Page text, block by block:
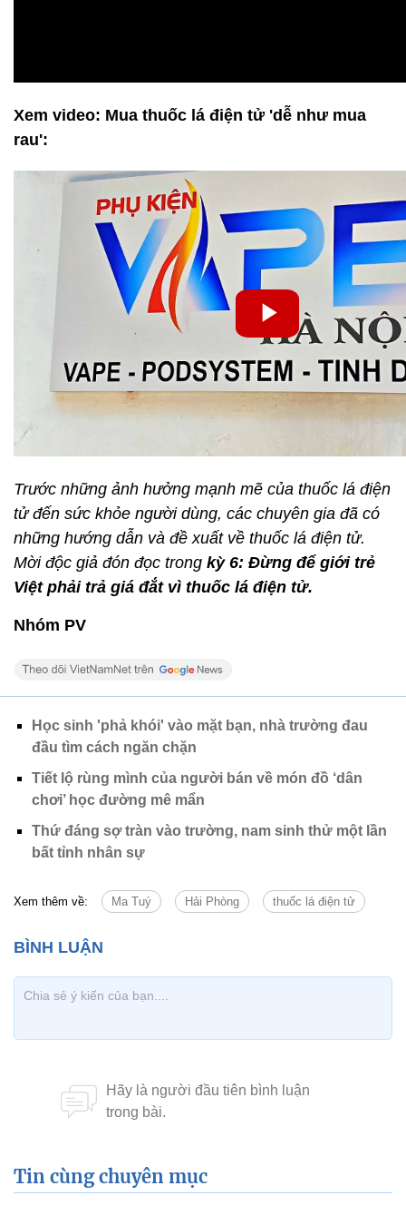
Xem video: Mua thuốc lá điện tử 'dễ như mua
rau':
Trước những ảnh hưởng mạnh mẽ của thuốc lá điện
tử đến sức khỏe người dùng, các chuyên gia đã có
những hướng dẫn và đề xuất về thuốc lá điện tử.
Mời độc giả đón đọc trong kỳ 6: Đừng để giới trẻ
Việt phải trả giá đắt vì thuốc lá điện tử.
Nhóm PV
Học sinh 'phả khói' vào mặt bạn, nhà trường đau
đầu tìm cách ngăn chặn
Tiết lộ rùng mình của người bán về món đồ ‘dân
chơi’ học đường mê mẩn
Thứ đáng sợ tràn vào trường, nam sinh thử một lần
bất tỉnh nhân sự
Xem thêm về: Ma Tuý Hải Phòng thuốc lá điện tử
Tin cùng chuyên mục